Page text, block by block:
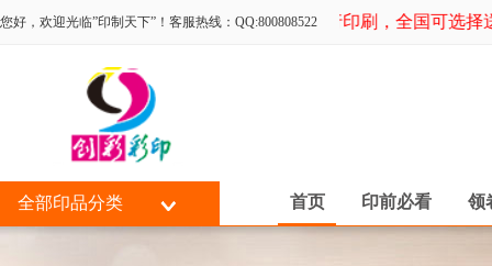
您好，欢迎光临”印制天下”！客服热线：QQ:800808522专为同行印刷，全国可选择送
全部印品分类 首页 印前必看 领